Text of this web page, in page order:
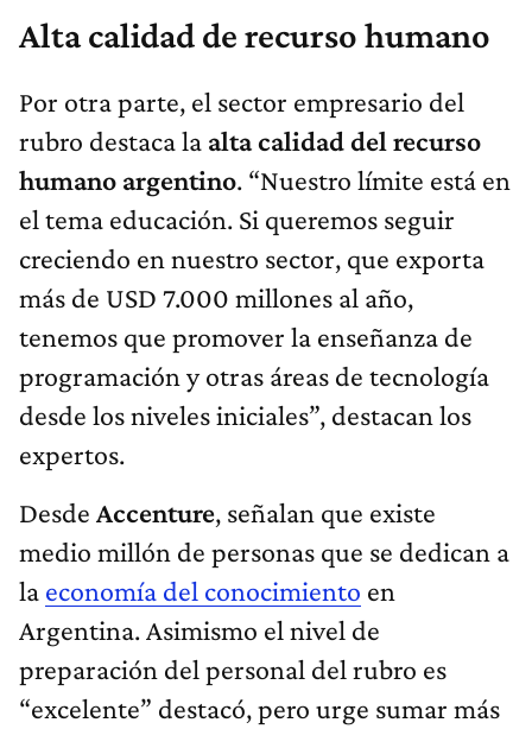
Alta calidad de recurso humano
Por otra parte, el sector empresario del
rubro destaca la alta calidad del recurso
humano argentino. “Nuestro límite está en
el tema educación. Si queremos seguir
creciendo en nuestro sector, que exporta
más de USD 7.000 millones al año,
tenemos que promover la enseñanza de
programación y otras áreas de tecnología
desde los niveles iniciales”, destacan los
expertos.
Desde Accenture, señalan que existe
medio millón de personas que se dedican a
la economía del conocimiento en
Argentina. Asimismo el nivel de
preparación del personal del rubro es
“excelente” destacó, pero urge sumar más